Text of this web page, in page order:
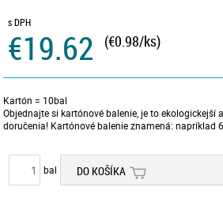
s DPH
€19.62 (€0.98/ks)
Kartón = 10bal
Objednajte si kartónové balenie, je to ekologickejší
doručenia! Kartónové balenie znamená: napríklad
bal DO KOŠÍKA